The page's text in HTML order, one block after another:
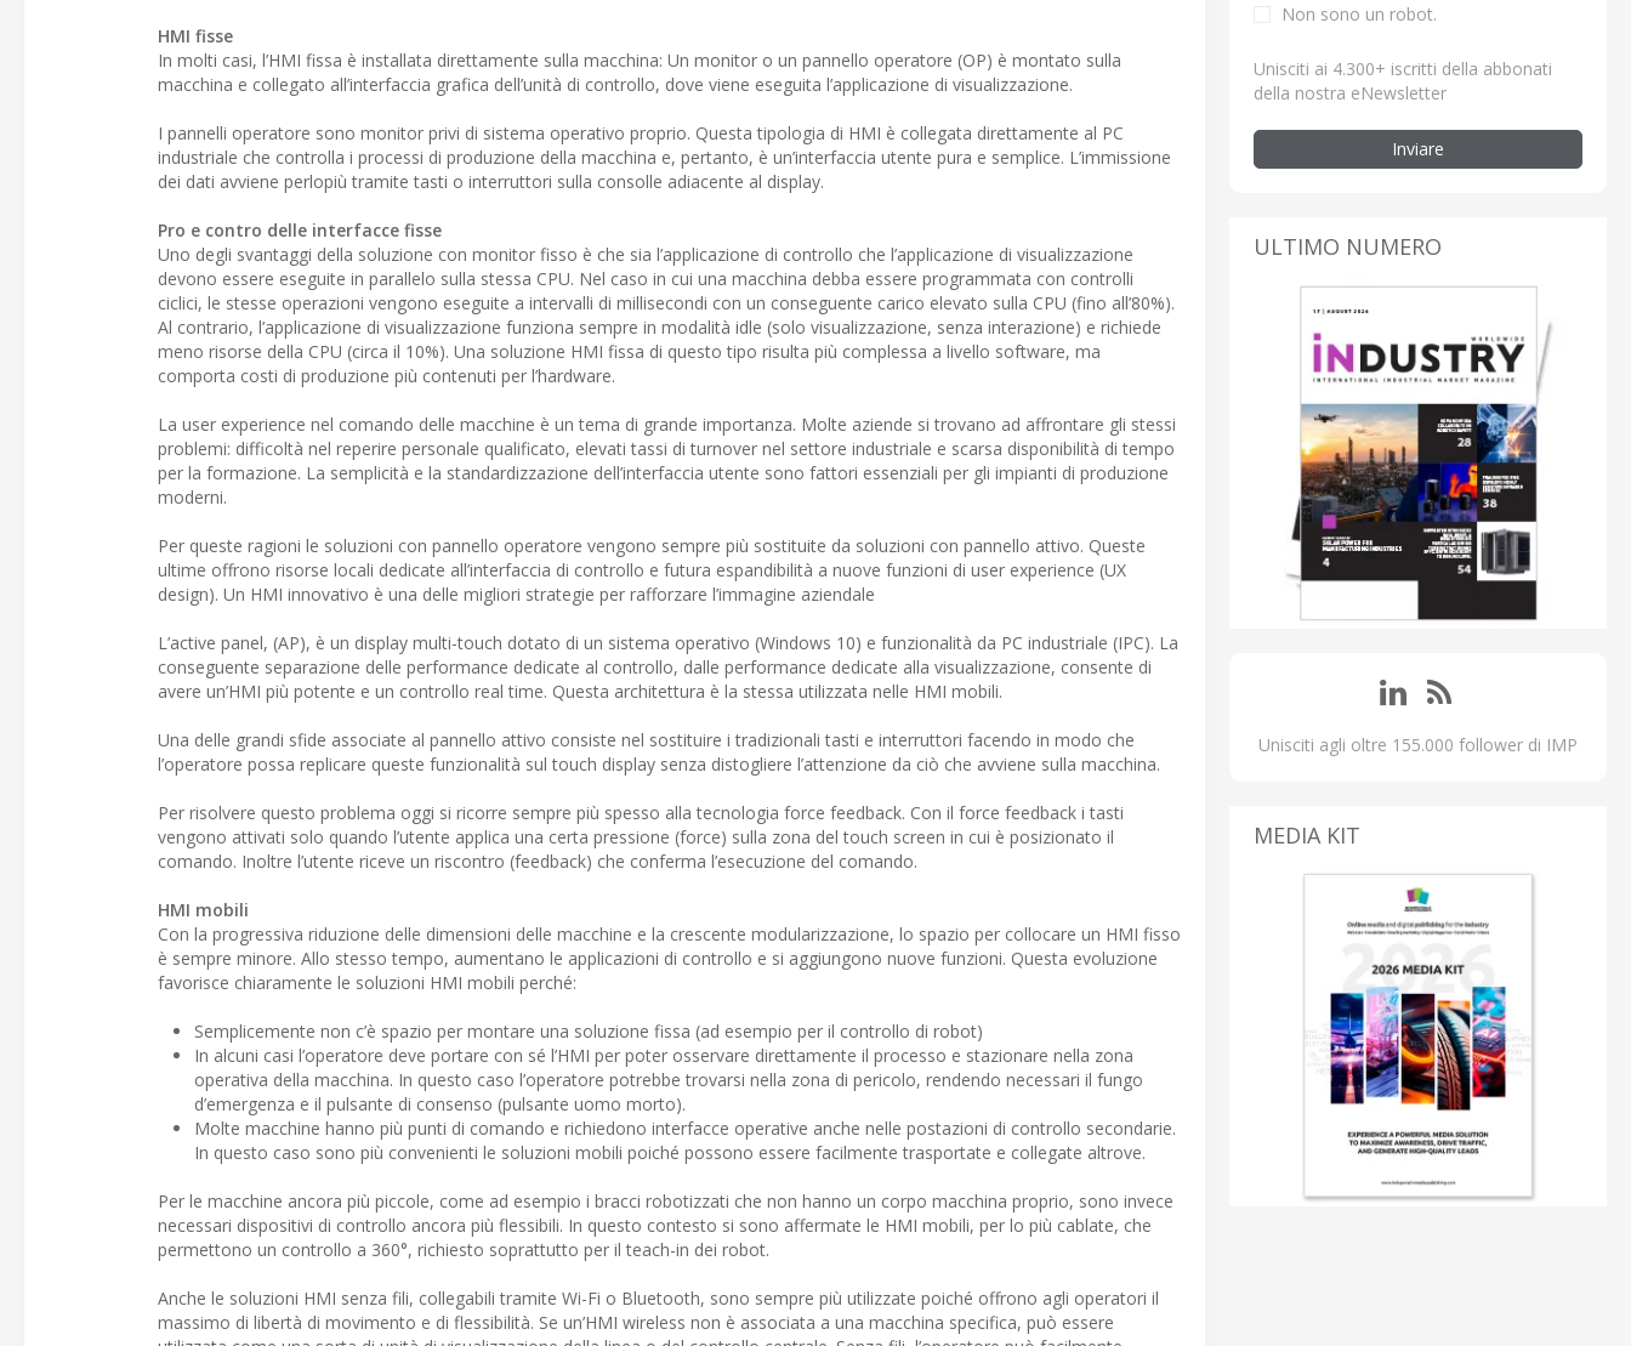
HMI fisse
In molti casi, l’HMI fissa è installata direttamente sulla macchina: Un monitor o un pannello operatore (OP) è montato sulla
macchina e collegato all’interfaccia grafica dell’unità di controllo, dove viene eseguita l’applicazione di visualizzazione.
I pannelli operatore sono monitor privi di sistema operativo proprio. Questa tipologia di HMI è collegata direttamente al PC
industriale che controlla i processi di produzione della macchina e, pertanto, è un’interfaccia utente pura e semplice. L’immissione
dei dati avviene perlopiù tramite tasti o interruttori sulla consolle adiacente al display.
Pro e contro delle interfacce fisse
Uno degli svantaggi della soluzione con monitor fisso è che sia l’applicazione di controllo che l’applicazione di visualizzazione
devono essere eseguite in parallelo sulla stessa CPU. Nel caso in cui una macchina debba essere programmata con controlli
ciclici, le stesse operazioni vengono eseguite a intervalli di millisecondi con un conseguente carico elevato sulla CPU (fino all’80%).
Al contrario, l’applicazione di visualizzazione funziona sempre in modalità idle (solo visualizzazione, senza interazione) e richiede
meno risorse della CPU (circa il 10%). Una soluzione HMI fissa di questo tipo risulta più complessa a livello software, ma
comporta costi di produzione più contenuti per l’hardware.
La user experience nel comando delle macchine è un tema di grande importanza. Molte aziende si trovano ad affrontare gli stessi
problemi: difficoltà nel reperire personale qualificato, elevati tassi di turnover nel settore industriale e scarsa disponibilità di tempo
per la formazione. La semplicità e la standardizzazione dell’interfaccia utente sono fattori essenziali per gli impianti di produzione
moderni.
Per queste ragioni le soluzioni con pannello operatore vengono sempre più sostituite da soluzioni con pannello attivo. Queste
ultime offrono risorse locali dedicate all’interfaccia di controllo e futura espandibilità a nuove funzioni di user experience (UX
design). Un HMI innovativo è una delle migliori strategie per rafforzare l’immagine aziendale
L’active panel, (AP), è un display multi-touch dotato di un sistema operativo (Windows 10) e funzionalità da PC industriale (IPC). La
conseguente separazione delle performance dedicate al controllo, dalle performance dedicate alla visualizzazione, consente di
avere un’HMI più potente e un controllo real time. Questa architettura è la stessa utilizzata nelle HMI mobili.
Una delle grandi sfide associate al pannello attivo consiste nel sostituire i tradizionali tasti e interruttori facendo in modo che
l’operatore possa replicare queste funzionalità sul touch display senza distogliere l’attenzione da ciò che avviene sulla macchina.
Per risolvere questo problema oggi si ricorre sempre più spesso alla tecnologia force feedback. Con il force feedback i tasti
vengono attivati solo quando l’utente applica una certa pressione (force) sulla zona del touch screen in cui è posizionato il
comando. Inoltre l’utente riceve un riscontro (feedback) che conferma l’esecuzione del comando.
HMI mobili
Con la progressiva riduzione delle dimensioni delle macchine e la crescente modularizzazione, lo spazio per collocare un HMI fisso
è sempre minore. Allo stesso tempo, aumentano le applicazioni di controllo e si aggiungono nuove funzioni. Questa evoluzione
favorisce chiaramente le soluzioni HMI mobili perché:
Semplicemente non c’è spazio per montare una soluzione fissa (ad esempio per il controllo di robot)
In alcuni casi l’operatore deve portare con sé l’HMI per poter osservare direttamente il processo e stazionare nella zona
operativa della macchina. In questo caso l’operatore potrebbe trovarsi nella zona di pericolo, rendendo necessari il fungo
d’emergenza e il pulsante di consenso (pulsante uomo morto).
Molte macchine hanno più punti di comando e richiedono interfacce operative anche nelle postazioni di controllo secondarie.
In questo caso sono più convenienti le soluzioni mobili poiché possono essere facilmente trasportate e collegate altrove.
Per le macchine ancora più piccole, come ad esempio i bracci robotizzati che non hanno un corpo macchina proprio, sono invece
necessari dispositivi di controllo ancora più flessibili. In questo contesto si sono affermate le HMI mobili, per lo più cablate, che
permettono un controllo a 360°, richiesto soprattutto per il teach-in dei robot.
Anche le soluzioni HMI senza fili, collegabili tramite Wi-Fi o Bluetooth, sono sempre più utilizzate poiché offrono agli operatori il
massimo di libertà di movimento e di flessibilità. Se un’HMI wireless non è associata a una macchina specifica, può essere
Non sono un robot.
Unisciti ai 4.300+ iscritti della abbonati
della nostra eNewsletter
Inviare
ULTIMO NUMERO
Unisciti agli oltre 155.000 follower di IMP
MEDIA KIT